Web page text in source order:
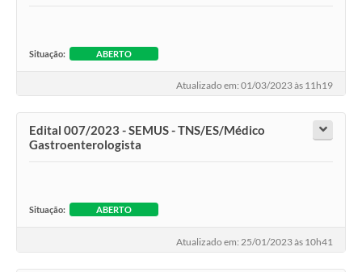
Situação: ABERTO
Atualizado em: 01/03/2023 às 11h19
Edital 007/2023 - SEMUS - TNS/ES/Médico
Gastroenterologista
Situação: ABERTO
Atualizado em: 25/01/2023 às 10h41